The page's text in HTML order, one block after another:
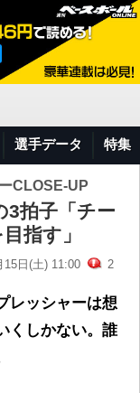
選手データ 特集
CLOSE-UP
3拍子「チー
指す」
15日(土) 11:00 2
レッシャーは想
くしかない。誰